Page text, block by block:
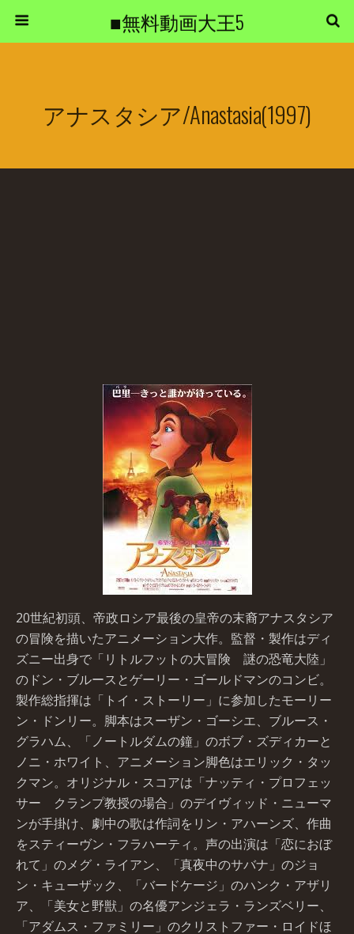
■無料動画大王5
アナスタシア/Anastasia(1997)
20世紀初頭、帝政ロシア最後の皇帝の末裔アナスタシア
の冒険を描いたアニメーション大作。監督・製作はディ
ズニー出身で「リトルフットの大冒険 謎の恐竜大陸」
のドン・ブルースとゲーリー・ゴールドマンのコンビ。
製作総指揮は「トイ・ストーリー」に参加したモーリー
ン・ドンリー。脚本はスーザン・ゴーシエ、ブルース・
グラハム、「ノートルダムの鐘」のボブ・ズディカーと
ノニ・ホワイト、アニメーション脚色はエリック・タッ
クマン。オリジナル・スコアは「ナッティ・プロフェッ
サー クランプ教授の場合」のデイヴィッド・ニューマ
ンが手掛け、劇中の歌は作詞をリン・アハーンズ、作曲
をスティーヴン・フラハーティ。声の出演は「恋におぼ
れて」のメグ・ライアン、「真夜中のサバナ」のジョ
ン・キューザック、「バードケージ」のハンク・アザリ
ア、「美女と野獣」の名優アンジェラ・ランズベリー、
「アダムス・ファミリー」のクリストファー・ロイドほ